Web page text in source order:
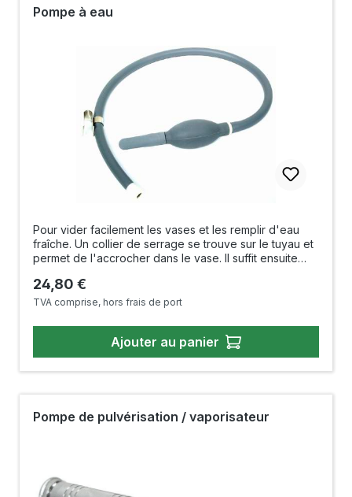
Pompe à eau
Pour vider facilement les vases et les remplir d'eau
fraîche. Un collier de serrage se trouve sur le tuyau et
permet de l'accrocher dans le vase. Il suffit ensuite
vase. Tuyau de 50 cm avec pompe à balle Origine :
Japon
Prix régulier :
24,80 €
TVA comprise, hors frais de port
Ajouter au panier
Pompe de pulvérisation / vaporisateur